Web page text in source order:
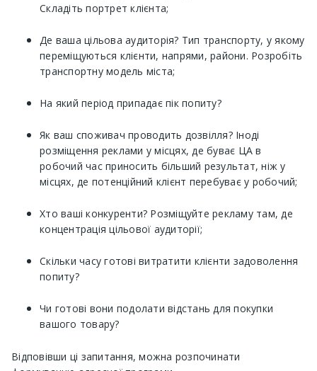
Складіть портрет клієнта;
Де ваша цільова аудиторія? Тип транспорту, у якому
переміщуються клієнти, напрями, райони. Розробіть
транспортну модель міста;
На який період припадає пік попиту?
Як ваш споживач проводить дозвілля? Іноді
розміщення реклами у місцях, де буває ЦА в
робочий час приносить більший результат, ніж у
місцях, де потенційний клієнт перебуває у робочий;
Хто ваші конкуренти? Розміщуйте рекламу там, де
концентрація цільової аудиторії;
Скільки часу готові витратити клієнти задоволення
попиту?
Чи готові вони подолати відстань для покупки
вашого товару?
Відповівши ці запитання, можна розпочинати